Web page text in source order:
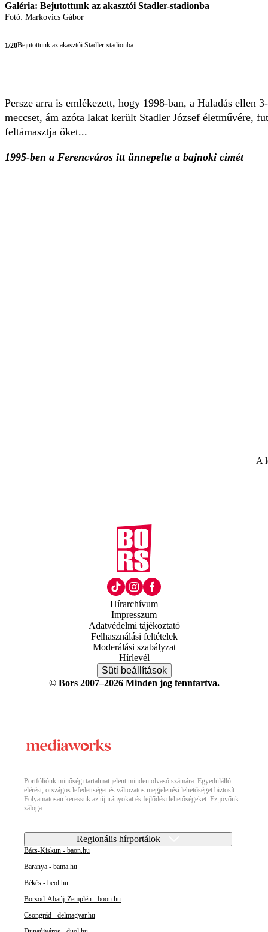
Galéria: Bejutottunk az akasztói Stadler-stadionba
Fotó: Markovics Gábor
1/20Bejutottunk az akasztói Stadler-stadionba
Persze arra is emlékezett, hogy 1998-ban, a Haladás ellen
meccset, ám azóta lakat került Stadler József életművére,
feltámasztja őket...
1995-ben a Ferencváros itt ünnepelte a bajnoki címét
A
Hírarchívum
Impresszum
Adatvédelmi tájékoztató
Felhasználási feltételek
Moderálási szabályzat
Hírlevél
Süti beállítások
© Bors 2007–2026 Minden jog fenntartva.
Portfóliónk minőségi tartalmat jelent minden olvasó számára. Egyedülálló
elérést, országos lefedettséget és változatos megjelenési lehetőséget biztosít.
Folyamatosan keressük az új irányokat és fejlődési lehetőségeket. Ez jövőnk
záloga.
Regionális hírportálok
Bács-Kiskun - baon.hu
Baranya - bama.hu
Békés - beol.hu
Borsod-Abaúj-Zemplén - boon.hu
Csongrád - delmagyar.hu